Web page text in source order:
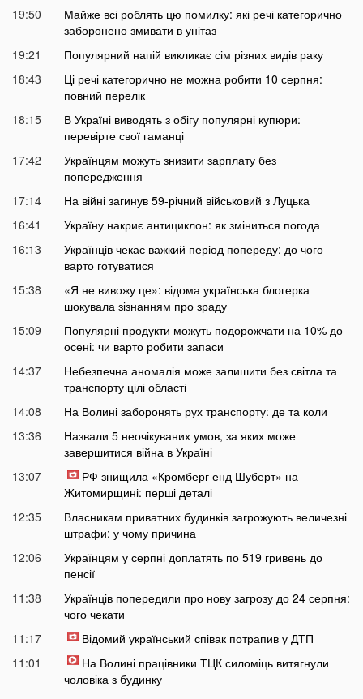
19:50
Майже всі роблять цю помилку: які речі категорично
заборонено змивати в унітаз
19:21
Популярний напій викликає сім різних видів раку
18:43
Ці речі категорично не можна робити 10 серпня:
повний перелік
18:15
В Україні виводять з обігу популярні купюри:
перевірте свої гаманці
17:42
Українцям можуть знизити зарплату без
попередження
17:14
На війні загинув 59-річний військовий з Луцька
16:41
Україну накриє антициклон: як зміниться погода
16:13
Українців чекає важкий період попереду: до чого
варто готуватися
15:38
«Я не вивожу це»: відома українська блогерка
шокувала зізнанням про зраду
15:09
Популярні продукти можуть подорожчати на 10% до
осені: чи варто робити запаси
14:37
Небезпечна аномалія може залишити без світла та
транспорту цілі області
14:08
На Волині заборонять рух транспорту: де та коли
13:36
Назвали 5 неочікуваних умов, за яких може
завершитися війна в Україні
13:07
РФ знищила «Кромберг енд Шуберт» на
Житомирщині: перші деталі
12:35
Власникам приватних будинків загрожують величезні
штрафи: у чому причина
12:06
Українцям у серпні доплатять по 519 гривень до
пенсії
11:38
Українців попередили про нову загрозу до 24 серпня:
чого чекати
11:17
Відомий український співак потрапив у ДТП
11:01
На Волині працівники ТЦК силоміць витягнули
чоловіка з будинку